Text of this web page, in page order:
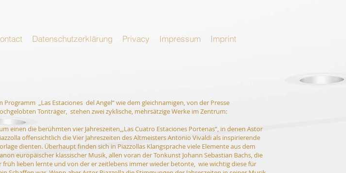
Datenschutzerklärung Privacy Impressum Imprint
Programm „Las Estaciones del Angel“ wie dem gleichnamigen, von der Presse
Tonträger, stehen zwei zyklische, mehrsätzige Werke im Zentrum:
einen die berühmten vier Jahreszeiten,„Las Cuatro Estaciones Portenas“, in denen Astor
offensichtlich die Vier Jahreszeiten des Altmeisters Antonio Vivaldi als inspirierende
dienten. Überhaupt finden sich in Piazzollas Klangsprache viele Elemente aus dem
europäischer klassischer Musik, allen voran der Tonkunst Johann Sebastian Bachs, die
früh lieben lernte und von der er zeitlebens immer wieder betonte, wie wichtig diese für